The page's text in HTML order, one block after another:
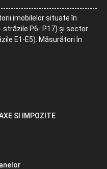
imobilelor situate în
străzile P6- P17) și sector
E1-E5). Măsurători în
SI IMPOZITE